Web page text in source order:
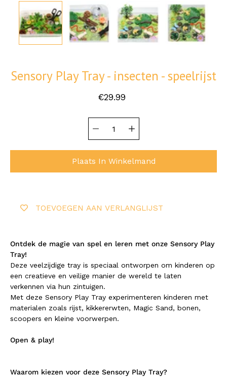
Sensory Play Tray - insecten - speelrijst
€29.99
variant
selector
Plaats In Winkelmand
TOEVOEGEN AAN VERLANGLIJST
Ontdek de magie van spel en leren met onze Sensory Play
Tray!
Deze veelzijdige tray is speciaal ontworpen om kinderen op
een creatieve en veilige manier de wereld te laten
verkennen via hun zintuigen.
Met deze Sensory Play Tray experimenteren kinderen met
materialen zoals rijst, kikkererwten, Magic Sand, bonen,
scoopers en kleine voorwerpen.
Open & play!
Waarom kiezen voor deze Sensory Play Tray?